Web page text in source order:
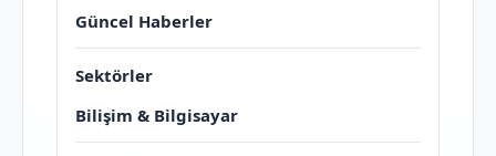
Güncel Haberler
Sektörler
Bilişim & Bilgisayar